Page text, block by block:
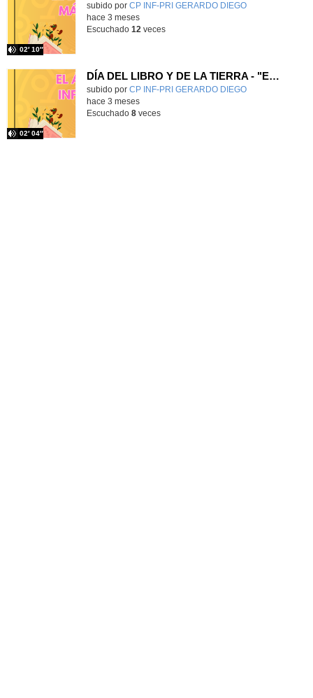
Contenido educativo.
subido por CP INF-PRI GERARDO DIEGO
02′ 10″
-
hace 3 meses
Escuchado 12 veces
DÍA DEL LIBRO Y DE LA TIERRA - "EL ÁRBOL INFINITO"
Contenido educativo.
subido por CP INF-PRI GERARDO DIEGO
02′ 04″
-
hace 3 meses
Escuchado 8veces